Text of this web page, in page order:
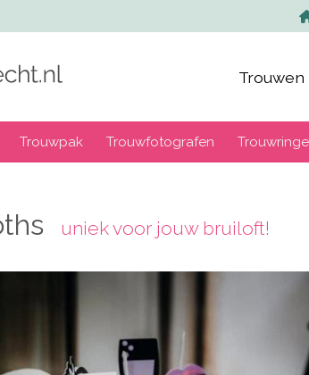
Trouwpak Trouwfotografen
uniek voor jouw bruiloft!